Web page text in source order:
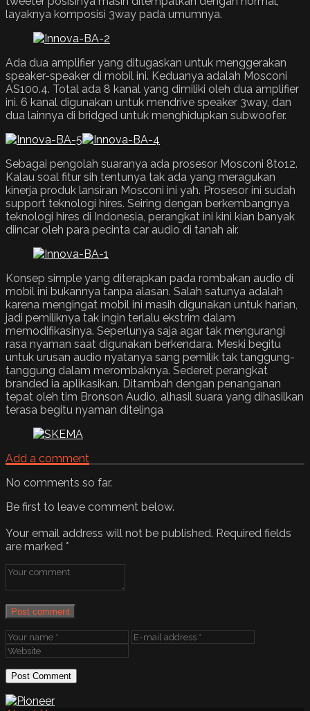
layaknya komposisi 3way pada umumnya.
Ada dua amplifier yang ditugaskan untuk menggerakan
speaker-speaker di mobil ini. Keduanya adalah Mosconi
AS100.4. Total ada 8 kanal yang dimiliki oleh dua amplifier
ini. 6 kanal digunakan untuk mendrive speaker 3way, dan
dua lainnya di bridged untuk menghidupkan subwoofer.
Sebagai pengolah suaranya ada prosesor Mosconi 8to12.
Kalau soal fitur sih tentunya tak ada yang meragukan
kinerja produk lansiran Mosconi ini yah. Prosesor ini sudah
support teknologi hires. Seiring dengan berkembangnya
teknologi hires di Indonesia, perangkat ini kini kian banyak
diincar oleh para pecinta car audio di tanah air.
Konsep simple yang diterapkan pada rombakan audio di
mobil ini bukannya tanpa alasan. Salah satunya adalah
karena mengingat mobil ini masih digunakan untuk harian,
jadi pemiliknya tak ingin terlalu ekstrim dalam
memodifikasinya. Seperlunya saja agar tak mengurangi
rasa nyaman saat digunakan berkendara. Meski begitu
untuk urusan audio nyatanya sang pemilik tak tanggung-
tanggung dalam merombaknya. Sederet perangkat
branded ia aplikasikan. Ditambah dengan penanganan
tepat oleh tim Bronson Audio, alhasil suara yang dihasilkan
terasa begitu nyaman ditelinga
Add a comment
No comments so far.
Be first to leave comment below.
Your email address will not be published. Required fields
are marked *
Post comment